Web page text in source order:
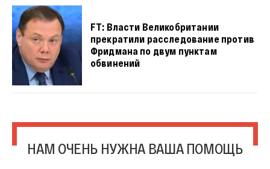
FT: Власти Великобритании
прекратили расследование против
Фридмана по двум пунктам
обвинений
НАМ ОЧЕНЬ НУЖНА ВАША ПОМОЩЬ